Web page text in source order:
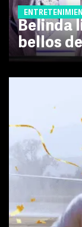
Belinda
bellos